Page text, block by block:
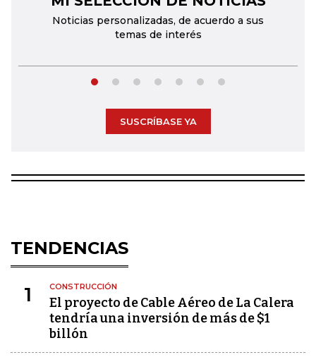
Noticias personalizadas, de acuerdo a sus
temas de interés
SUSCRÍBASE YA
TENDENCIAS
1 CONSTRUCCIÓN
El proyecto de Cable Aéreo de La Calera
tendría una inversión de más de $1
billón